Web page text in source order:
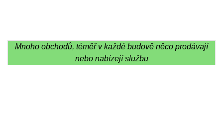
Mnoho obchodů, téměř v každé budově něco prodávají
nebo nabízejí službu